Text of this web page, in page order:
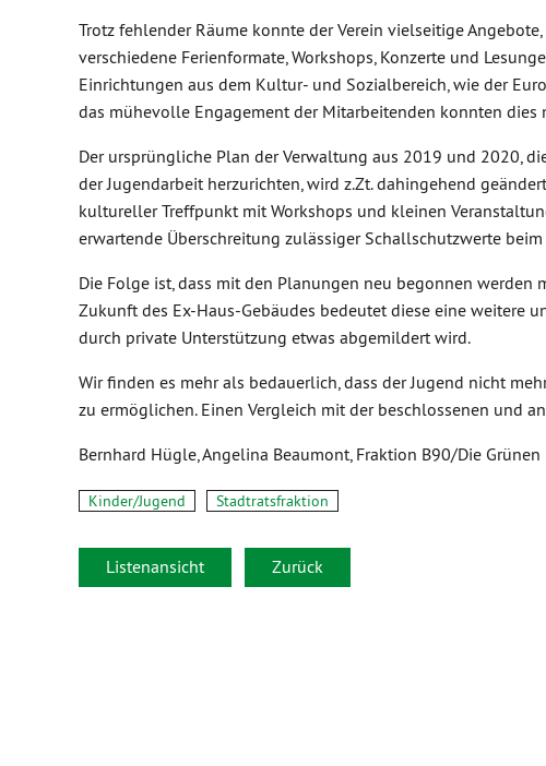
Trotz fehlender Räume konnte der Verein vielseitige
verschiedene Ferienformate, Workshops, Konzerte und
Einrichtungen aus dem Kultur- und Sozialbereich, wie der
das mühevolle Engagement der Mitarbeitenden konnten dies
Der ursprüngliche Plan der Verwaltung aus 2019 und 2020,
der Jugendarbeit herzurichten, wird z.Zt. dahingehend
kultureller Treffpunkt mit Workshops und kleinen
erwartende Überschreitung zulässiger Schallschutzwerte
Die Folge ist, dass mit den Planungen neu begonnen
Zukunft des Ex-Haus-Gebäudes bedeutet diese eine weitere
durch private Unterstützung etwas abgemildert wird.
Wir finden es mehr als bedauerlich, dass der Jugend nicht
zu ermöglichen. Einen Vergleich mit der beschlossenen und
Bernhard Hügle, Angelina Beaumont, Fraktion B90/Die Grünen
Kinder/Jugend Stadtratsfraktion
Listenansicht Zurück